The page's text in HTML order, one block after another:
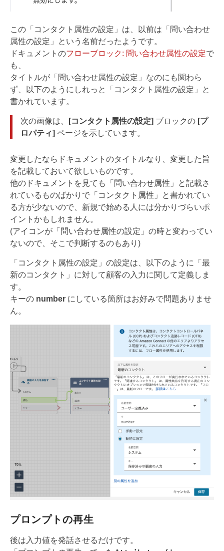
この「コンタクト属性の設定」は、以前は「問い合わせ
属性の設定」という名前だったようです。
ドキュメントのフローブロック: 問い合わせ属性の設定で
も、
タイトルが「問い合わせ属性の設定」なのにも関わら
ず、以下のようにしれっと「コンタクト属性の設定」と
書かれています。
次の画像は、 [コンタクト属性の設定] ブロックの [プ
ロパティ] ページを示しています。
変更したならドキュメントのタイトルなり、変更した旨
を記載しておいて欲しいものです。
他のドキュメントを見ても「問い合わせ属性」と記載さ
れているものばかりで「コンタクト属性」と書かれてい
る方が少ないので、新規で始める人には分かりづらいポ
イントかもしれません。
(アイコンが「問い合わせ属性の設定」の時と変わってい
ないので、そこで判断するのもあり)
「コンタクト属性の設定」の設定は、以下のように「最
新のコンタクト」に対して顧客の入力に関して定義しま
す。
キーの number にしている箇所はお好みで問題ありませ
ん。
プロンプトの再生
後は入力値を発話させるだけです。